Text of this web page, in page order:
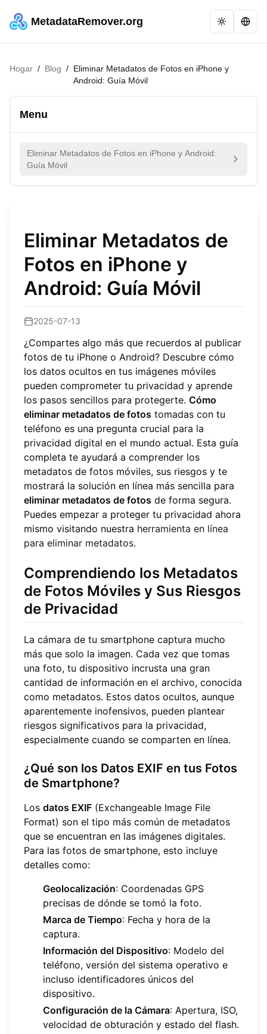
MetadataRemover.org
Hogar / Blog / Eliminar Metadatos de Fotos en iPhone y
Android: Guía Móvil
Menu
Eliminar Metadatos de Fotos en iPhone y Android:
Guía Móvil
Eliminar Metadatos de
Fotos en iPhone y
Android: Guía Móvil
2025-07-13
¿Compartes algo más que recuerdos al publicar
fotos de tu iPhone o Android? Descubre cómo
los datos ocultos en tus imágenes móviles
pueden comprometer tu privacidad y aprende
los pasos sencillos para protegerte. Cómo
eliminar metadatos de fotos tomadas con tu
teléfono es una pregunta crucial para la
privacidad digital en el mundo actual. Esta guía
completa te ayudará a comprender los
metadatos de fotos móviles, sus riesgos y te
mostrará la solución en línea más sencilla para
eliminar metadatos de fotos de forma segura.
Puedes empezar a proteger tu privacidad ahora
mismo visitando nuestra herramienta en línea
para eliminar metadatos.
Comprendiendo los Metadatos
de Fotos Móviles y Sus Riesgos
de Privacidad
La cámara de tu smartphone captura mucho
más que solo la imagen. Cada vez que tomas
una foto, tu dispositivo incrusta una gran
cantidad de información en el archivo, conocida
como metadatos. Estos datos ocultos, aunque
aparentemente inofensivos, pueden plantear
riesgos significativos para la privacidad,
especialmente cuando se comparten en línea.
¿Qué son los Datos EXIF en tus Fotos
de Smartphone?
Los datos EXIF (Exchangeable Image File
Format) son el tipo más común de metadatos
que se encuentran en las imágenes digitales.
Para las fotos de smartphone, esto incluye
detalles como:
Geolocalización: Coordenadas GPS
precisas de dónde se tomó la foto.
Marca de Tiempo: Fecha y hora de la
captura.
Información del Dispositivo: Modelo del
teléfono, versión del sistema operativo e
incluso identificadores únicos del
dispositivo.
Configuración de la Cámara: Apertura, ISO,
velocidad de obturación y estado del flash.